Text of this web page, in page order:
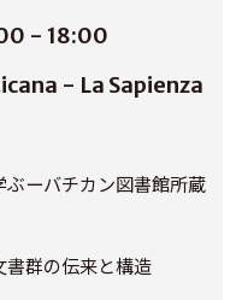
- 18:00
- La Sapienza
ーバチカン図書館所蔵
書群の伝来と構造